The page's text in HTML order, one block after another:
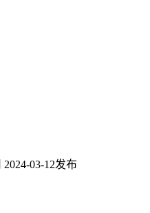
2024-03-12发布